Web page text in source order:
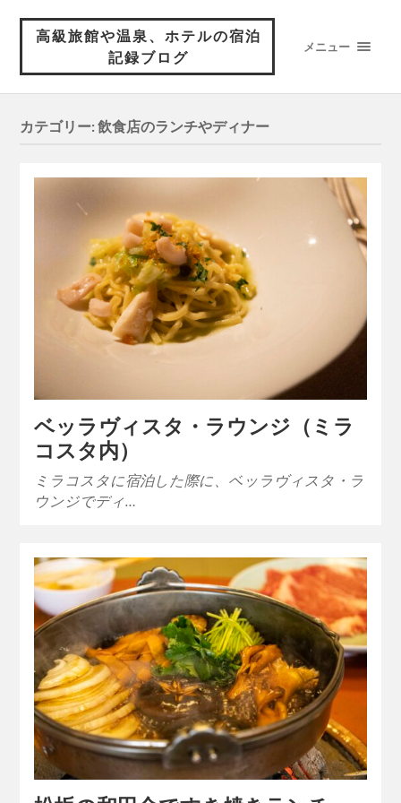
高級旅館や温泉、ホテルの宿泊
記録ブログ
メニュー
カテゴリー:飲食店のランチやディナー
ベッラヴィスタ・ラウンジ（ミラ
コスタ内）
ミラコスタに宿泊した際に、ベッラヴィスタ・ラ
ウンジでディ…